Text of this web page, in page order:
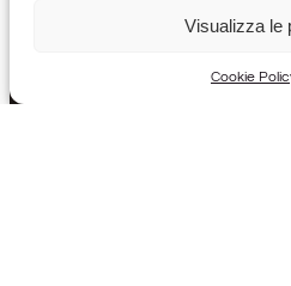
Visualizza le
Cookie